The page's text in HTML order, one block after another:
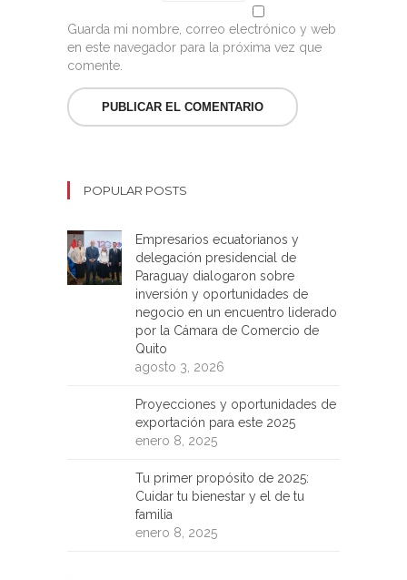
Guarda mi nombre, correo electrónico y web
en este navegador para la próxima vez que
comente.
POPULAR POSTS
Empresarios ecuatorianos y
delegación presidencial de
Paraguay dialogaron sobre
inversión y oportunidades de
negocio en un encuentro liderado
por la Cámara de Comercio de
Quito
agosto 3, 2026
Proyecciones y oportunidades de
exportación para este 2025
enero 8, 2025
Tu primer propósito de 2025:
Cuidar tu bienestar y el de tu
familia
enero 8, 2025